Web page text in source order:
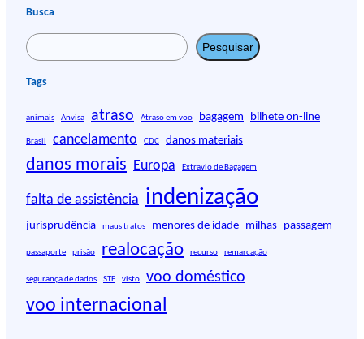
Busca
P
e
s
u
i
a
r
Pesquisar
Tags
animais Anvisa atraso Atraso em voo bagagem bilhete on-line
Brasil cancelamento CDC danos materiais
danos morais Europa Extravio de Bagagem
falta de assistência indenização
jurisprudência maus tratos menores de idade milhas passagem
passaporte prisão realocação recurso remarcação
segurança de dados STF visto voo doméstico
voo internacional